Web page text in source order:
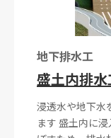
地下排水工
盛土内排水
浸透水や地下水
ます 盛土内に